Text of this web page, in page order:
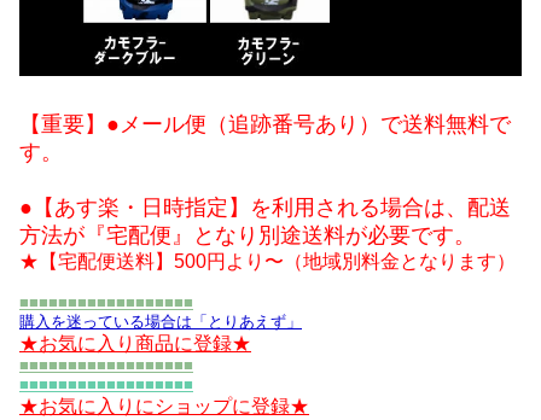
【重要】●メール便（追跡番号あり）で送料無料で
す。
●【あす楽・日時指定】を利用される場合は、配送
方法が『宅配便』となり別途送料が必要です。
★【宅配便送料】500円より〜（地域別料金となります）
■■■■■■■■■■■■■■■■■■
購入を迷っている場合は「とりあえず」
★お気に入り商品に登録★
■■■■■■■■■■■■■■■■■■
■■■■■■■■■■■■■■■■■■
★お気に入りにショップに登録★